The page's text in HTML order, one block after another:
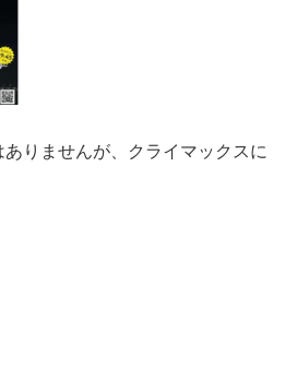
りませんが、クライマックスに